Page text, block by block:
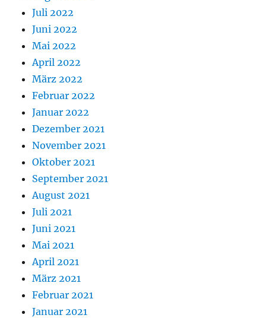
Juli 2022
Juni 2022
Mai 2022
April 2022
März 2022
Februar 2022
Januar 2022
Dezember 2021
November 2021
Oktober 2021
September 2021
August 2021
Juli 2021
Juni 2021
Mai 2021
April 2021
März 2021
Februar 2021
Januar 2021